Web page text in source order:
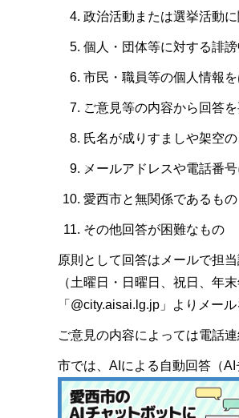
政治活動または選挙活動
個人・団体等に対する誹
市民・職員等の個人情報
ご意見等の内容から回答
氏名が成りすましや架空
メールアドレスや電話番
愛西市と無関係であるもの
その他回答が困難なもの
原則として回答はメールで担
（土曜日・日曜日、祝日、年
「@city.aisai.lg.jp」よりメー
ご意見の内容によっては電話
市では、AIによる自動回答（